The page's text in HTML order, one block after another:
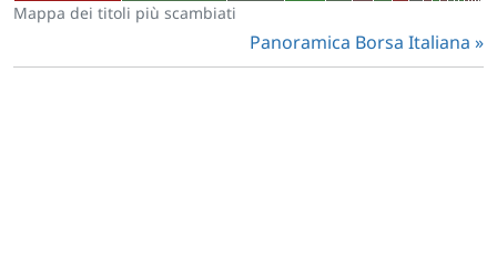
Mappa dei titoli più scambiati
Panoramica Borsa Italiana